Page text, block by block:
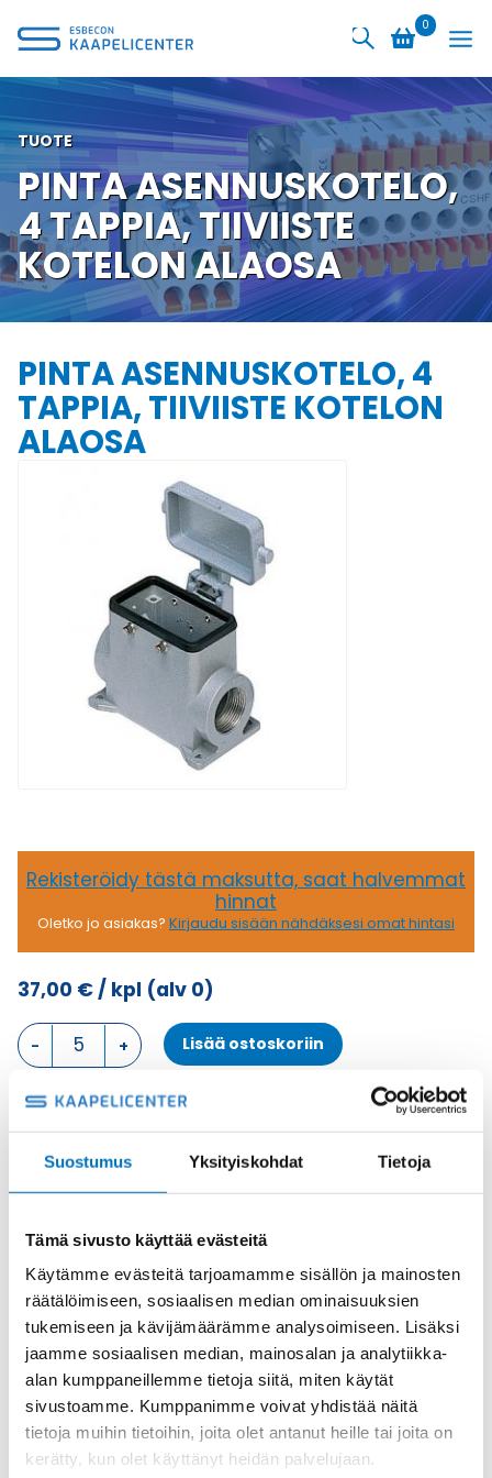
Suostumus Yksityiskohdat Tietoja
Tämä sivusto käyttää evästeitä
Käytämme evästeitä tarjoamamme sisällön ja mainosten
räätälöimiseen, sosiaalisen median ominaisuuksien
tukemiseen ja kävijämäärämme analysoimiseen. Lisäksi
jaamme sosiaalisen median, mainosalan ja analytiikka-
alan kumppaneillemme tietoja siitä, miten käytät
sivustoamme. Kumppanimme voivat yhdistää näitä
tietoja muihin tietoihin, joita olet antanut heille tai joita on
kerätty, kun olet käyttänyt heidän palvelujaan.
sisältöön
0
TUOTE
PINTA ASENNUSKOTELO,
4 TAPPIA, TIIVIISTE
KOTELON ALAOSA
PINTA ASENNUSKOTELO, 4
TAPPIA, TIIVIISTE KOTELON
ALAOSA
Rekisteröidy tästä maksutta, saat halvemmat
hinnat
Oletko jo asiakas? Kirjaudu sisään nähdäksesi omat hintasi
37,00 €/ kpl (alv 0)
PINTA
ASENNUSKOTELO,
TAPPIA,
ALAOSA
määrä
Lisää ostoskoriin
Metalli
TuotekoodiCHP10CS2
Toimituskulut 35kg:n asti 25€.
Yli 35kg:n toimituskulut toteutuneiden kulujen mukaan.
ILME S.p.A
Koko
size "57.27"
Materiaali
Metalli
Käyttölämpötila
'-40 °C...+125 °C